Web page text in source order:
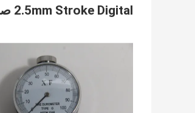
2.5mm Stroke Digital صلابة تستر، 0 - 100hd شور صلابة مقياس Hs-o